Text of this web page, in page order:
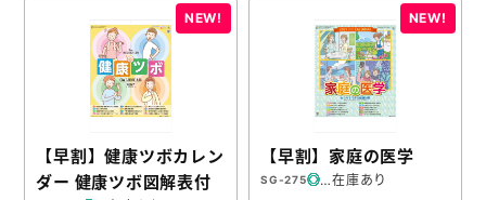
【早割】健康ツボカレン
ダー 健康ツボ図解表付
【早割】家庭の医学
SG-275 在庫あり